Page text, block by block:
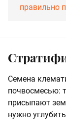
правильно
Семена
почвосмесью:
присыпают
нужно